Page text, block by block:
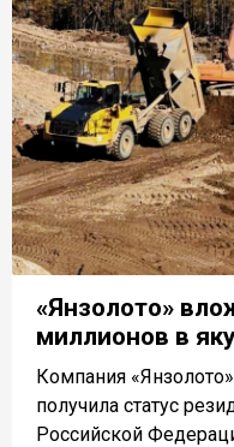
«Янзолото»
миллионов в
Компания
получила статус
Российской